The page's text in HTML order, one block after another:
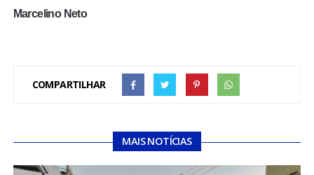
Marcelino Neto
COMPARTILHAR
MAIS NOTÍCIAS